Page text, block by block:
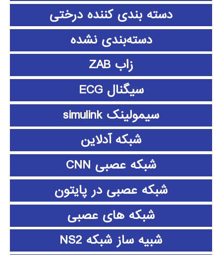
دسته بندی کننده درختی
دسته‌بندی نشده
زاب ZAB
سیگنال ECG
سیمولینک simulink
شبکه آدلاین
شبکه عصبی CNN
شبکه عصبی در پایتون
شبکه های عصبی
شبیه ساز شبکه NS2